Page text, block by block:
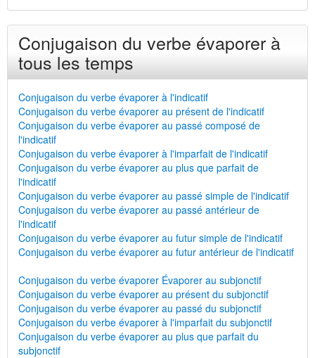
Conjugaison du verbe évaporer à
tous les temps
Conjugaison du verbe évaporer à l'indicatif
Conjugaison du verbe évaporer au présent de l'indicatif
Conjugaison du verbe évaporer au passé composé de
l'indicatif
Conjugaison du verbe évaporer à l'imparfait de l'indicatif
Conjugaison du verbe évaporer au plus que parfait de
l'indicatif
Conjugaison du verbe évaporer au passé simple de l'indicatif
Conjugaison du verbe évaporer au passé antérieur de
l'indicatif
Conjugaison du verbe évaporer au futur simple de l'indicatif
Conjugaison du verbe évaporer au futur antérieur de l'indicatif
Conjugaison du verbe évaporer Évaporer au subjonctif
Conjugaison du verbe évaporer au présent du subjonctif
Conjugaison du verbe évaporer au passé du subjonctif
Conjugaison du verbe évaporer à l'imparfait du subjonctif
Conjugaison du verbe évaporer au plus que parfait du
subjonctif